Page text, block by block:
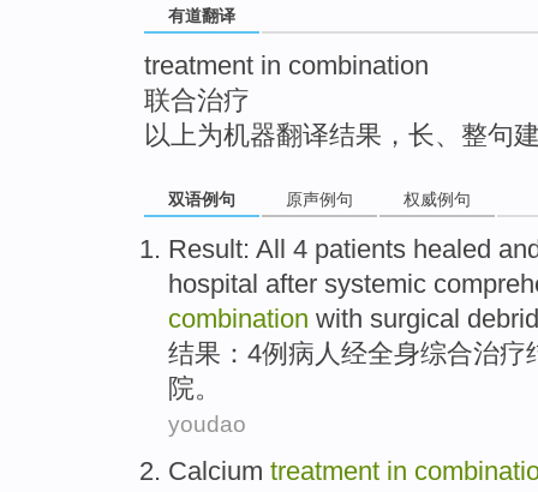
有道翻译
treatment in combination
联合治疗
以上为机器翻译结果，长、整句
双语例句 原声例句 权威例句
Result: All 4 patients healed
hospital after systemic
combination with surgical
结果 ： 4例病人经全身综合治疗
院。
youdao
Calcium treatment in